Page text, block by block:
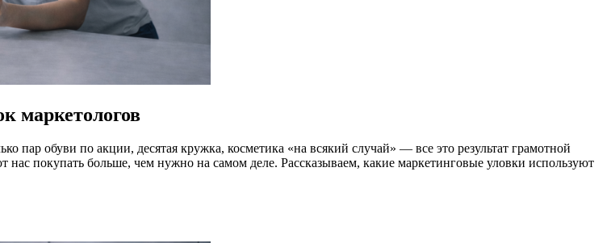
маркетологов
пар обуви по акции, десятая кружка, косметика «на всякий случай» — все это результат грамотной
покупать больше, чем нужно на самом деле. Рассказываем, какие маркетинговые уловки используют